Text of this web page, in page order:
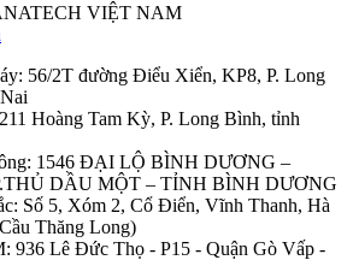
VIỆT NAM
56/2T đường Điểu Xiển, KP8, P. Long
Hoàng Tam Kỳ, P. Long Bình, tỉnh
1546 ĐẠI LỘ BÌNH DƯƠNG –
DẦU MỘT – TỈNH BÌNH DƯƠNG
Số 5, Xóm 2, Cổ Điển, Vĩnh Thanh, Hà
Thăng Long)
936 Lê Đức Thọ - P15 - Quận Gò Vấp -